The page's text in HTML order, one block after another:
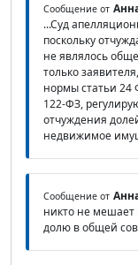
Сообщение от
...Суд
поскольку
не являлось
только
нормы статьи 24
122-ФЗ,
отчуждения
недвижимое
Сообщение от
никто не мешает
долю в общей